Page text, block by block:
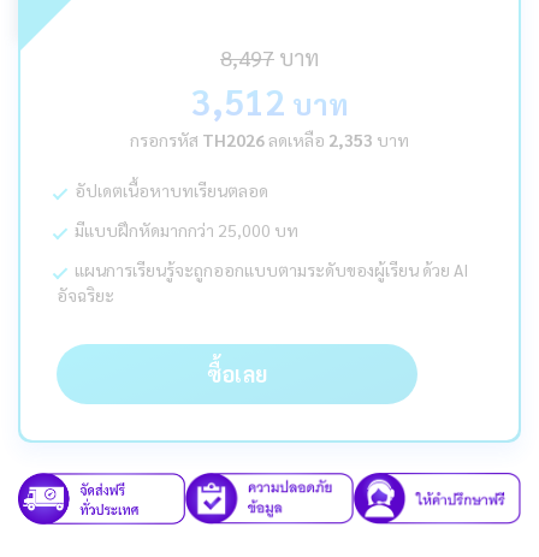
8,497 บาท
3,512 บาท
กรอกรหัส TH2026ลดเหลือ 2,353 บาท
อัปเดตเนื้อหาบทเรียนตลอด
มีแบบฝึกหัดมากกว่า 25,000 บท
แผนการเรียนรู้จะถูกออกแบบตามระดับของผู้เรียน ด้วย AI
อัจฉริยะ
ซื้อเลย